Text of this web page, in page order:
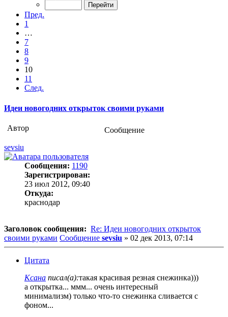
Пред.
1
…
7
8
9
10
11
След.
Идеи новогодних открыток своими руками
Автор
Сообщение
sevsiu
Сообщения: 1190
Зарегистрирован:
23 июл 2012, 09:40
Откуда:
краснодар
Заголовок сообщения: Re: Идеи новогодних открыток
своими руками Сообщение sevsiu » 02 дек 2013, 07:14
Цитата
Ксана писал(а):такая красивая резная снежинка)))
а открытка... ммм... очень интересный
минимализм) только что-то снежинка сливается с
фоном...